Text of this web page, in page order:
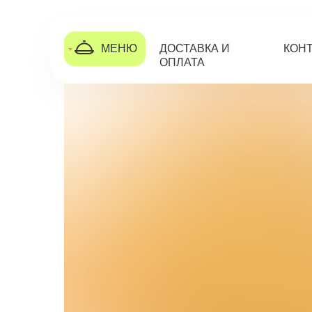
МЕНЮ
ДОСТАВКА И
ОПЛАТА